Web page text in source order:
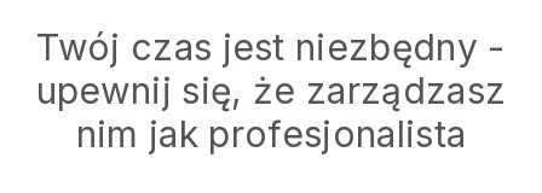
Twój czas jest niezbędny -
upewnij się, że zarządzasz
nim jak profesjonalista